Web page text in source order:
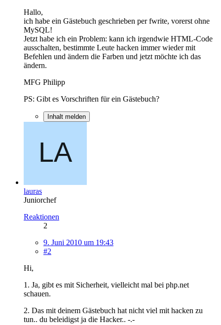
Hallo,
ich habe ein Gästebuch geschrieben per fwrite, vorerst ohne
MySQL!
Jetzt habe ich ein Problem: kann ich irgendwie HTML-Code
ausschalten, bestimmte Leute hacken immer wieder mit
Befehlen und ändern die Farben und jetzt möchte ich das
ändern.
MFG Philipp
PS: Gibt es Vorschriften für ein Gästebuch?
Inhalt melden
lauras
Juniorchef
Reaktionen
2
9. Juni 2010 um 19:43
#2
Hi,
1. Ja, gibt es mit Sicherheit, vielleicht mal bei php.net
schauen.
2. Das mit deinem Gästebuch hat nicht viel mit hacken zu
tun.. du beleidigst ja die Hacker.. -.-